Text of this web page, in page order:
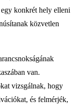
konkrét hely elleni
közvetlen
van.
vizsgálnak, hogy
és felmérjék,